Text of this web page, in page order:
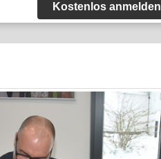
Kostenlos anmelden